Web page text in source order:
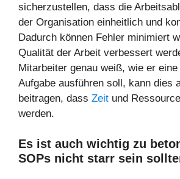
sicherzustellen, dass die
der Organisation einheitlich und
Dadurch können Fehler minimiert
Qualität der Arbeit verbessert
Mitarbeiter genau weiß, wie er
Aufgabe ausführen soll, kann dies
beitragen, dass Zeit und
werden.
Es ist auch wichtig zu
SOPs nicht starr sein